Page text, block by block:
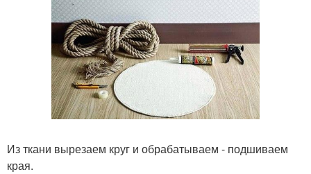
Из ткани вырезаем круг и обрабатываем - подшиваем
края.